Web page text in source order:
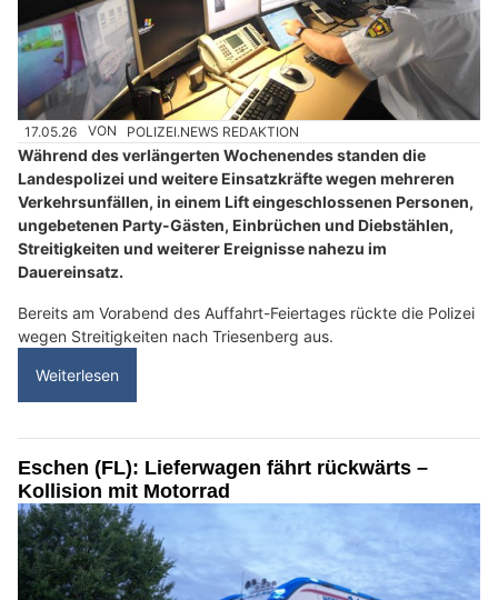
17.05.26 VON POLIZEI.NEWS REDAKTION
Während des verlängerten Wochenendes standen die
Landespolizei und weitere Einsatzkräfte wegen mehreren
Verkehrsunfällen, in einem Lift eingeschlossenen Personen,
ungebetenen Party-Gästen, Einbrüchen und Diebstählen,
Streitigkeiten und weiterer Ereignisse nahezu im
Dauereinsatz.
Bereits am Vorabend des Auffahrt-Feiertages rückte die Polizei
wegen Streitigkeiten nach Triesenberg aus.
Weiterlesen
Eschen (FL): Lieferwagen fährt rückwärts –
Kollision mit Motorrad